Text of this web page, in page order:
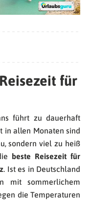
für
führt zu dauerhaft
in allen Monaten sind
sondern viel zu heiß
beste Reisezeit für
. Ist es in Deutschland
mit sommerlichem
die Temperaturen